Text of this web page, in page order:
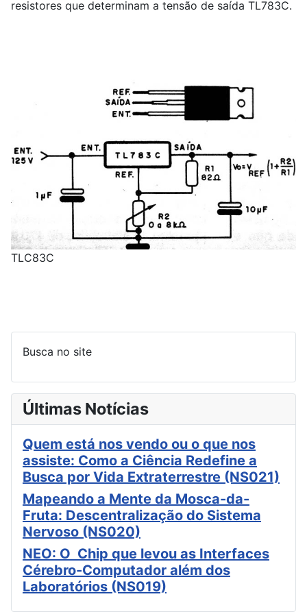
resistores que determinam a tensão de saída TL783C.
TLC83C
Busca no site
Últimas Notícias
Quem está nos vendo ou o que nos
assiste: Como a Ciência Redefine a
Busca por Vida Extraterrestre (NS021)
Mapeando a Mente da Mosca-da-
Fruta: Descentralização do Sistema
Nervoso (NS020)
NEO: O Chip que levou as Interfaces
Cérebro-Computador além dos
Laboratórios (NS019)